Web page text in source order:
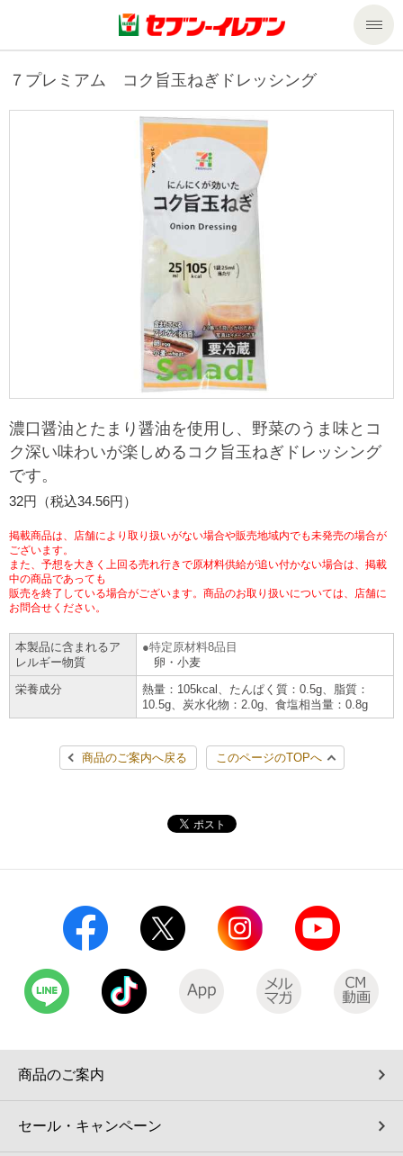
商品のご案内
食の安全・安心への取組み
ギフト
プリペイドカード・金券
ニンテンドー・ダウンロードカード
セール・キャンペーン
マルチコピー機でできること
マルチコピー機でできることトップ
コピー
プリント
スキャン
ファクス
チケット
プリペイドサービス
宅配便
切手・はがき・印紙
セブン銀行ATM
ご利用可能なお支払い方法
スマホプリペイド
コインランドリー（店舗限定）
自転車シェアリング（店舗限定）
モバイルバッテリーシェアリング（店舗限定）
荷物預かりサービス「ecbocloakエクボクローク」（店舗限定）
パウダースペース ラブン（店舗限定）
チケットサービス
セブンチケット
イープラス
JTB
セブン‐イレブンでお受取り
セブンネットショッピング
企業理念
会社概要
貸借対照表・損益計算書
沿革
国内店舗数
売上高、店舗数推移
セブン‐イレブンの「商品力」
セブン-イレブンの歴史
サステナビリティトップ
セブン＆アイ・ホールディングスの重点課題
サステナビリティ活動基本方針
サステナビリティ推進体制
GREEN CHALLENGE 2050
4VISIONS
サステナビリティニュース
加盟店オーナー募集 物件募集・購入
アルバイト情報
店舗検索
お問い合わせ
Language
English (Corporate)
English (Services)
한국어(서비스)
７プレミアム コク旨玉ねぎドレッシング
濃口醤油とたまり醤油を使用し、野菜のうま味とコ
ク深い味わいが楽しめるコク旨玉ねぎドレッシング
です。
32円（税込34.56円）
掲載商品は、店舗により取り扱いがない場合や販売地域内でも未発売の場合が
ございます。
また、予想を大きく上回る売れ行きで原材料供給が追い付かない場合は、掲載
中の商品であっても
販売を終了している場合がございます。商品のお取り扱いについては、店舗に
お問合せください。
本製品に含まれるア
レルギー物質
特定原材料8品目
卵・小麦
栄養成分
熱量：105kcal、たんぱく質：0.5g、脂質：
10.5g、炭水化物：2.0g、食塩相当量：0.8g
商品のご案内へ戻る このページのTOPへ
商品のご案内
セール・キャンペーン